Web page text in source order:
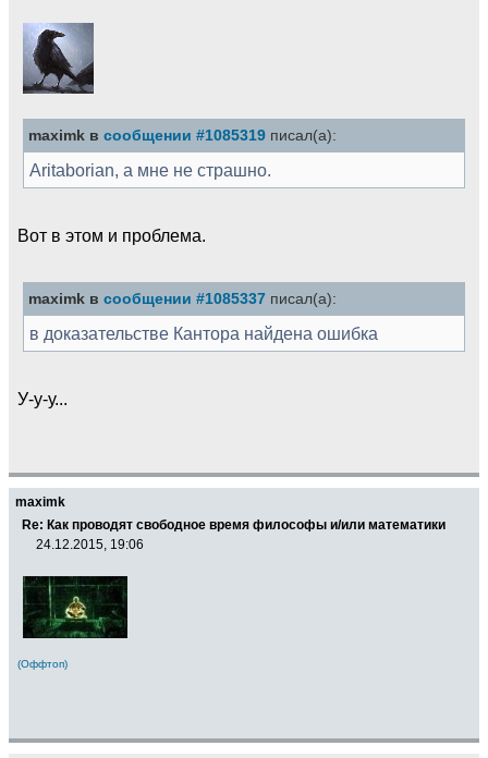
maximk в сообщении #1085319 писал(а):
Aritaborian, а мне не страшно.
Вот в этом и проблема.
maximk в сообщении #1085337 писал(а):
в доказательстве Кантора найдена ошибка
У-у-у...
maximk
Re: Как проводят свободное время философы и/или математики
24.12.2015, 19:06
(Оффтоп)